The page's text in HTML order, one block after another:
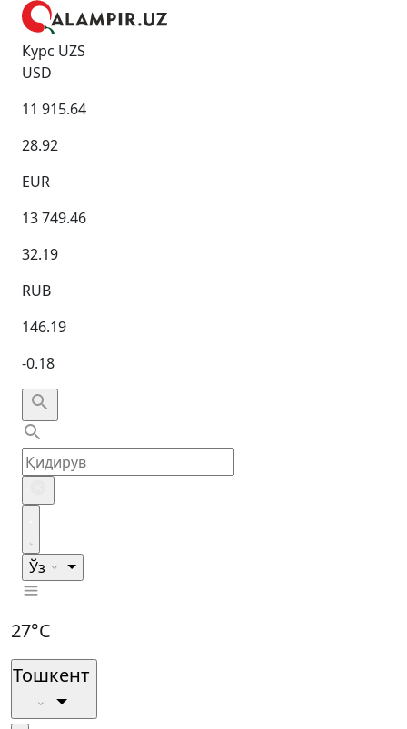
Курс UZS
USD
11 915.64
28.92
EUR
13 749.46
32.19
RUB
146.19
-0.18
Ўз
27°C
Тошкент